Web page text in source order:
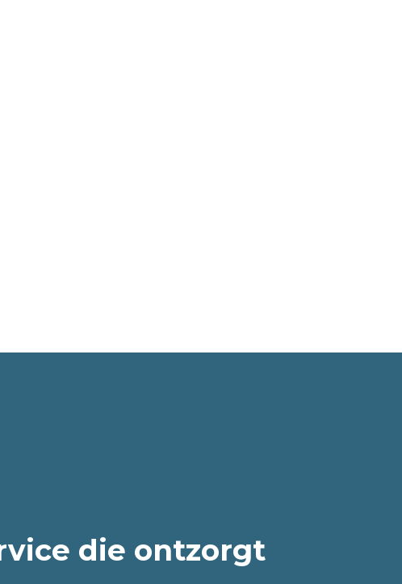
die ontzorgt